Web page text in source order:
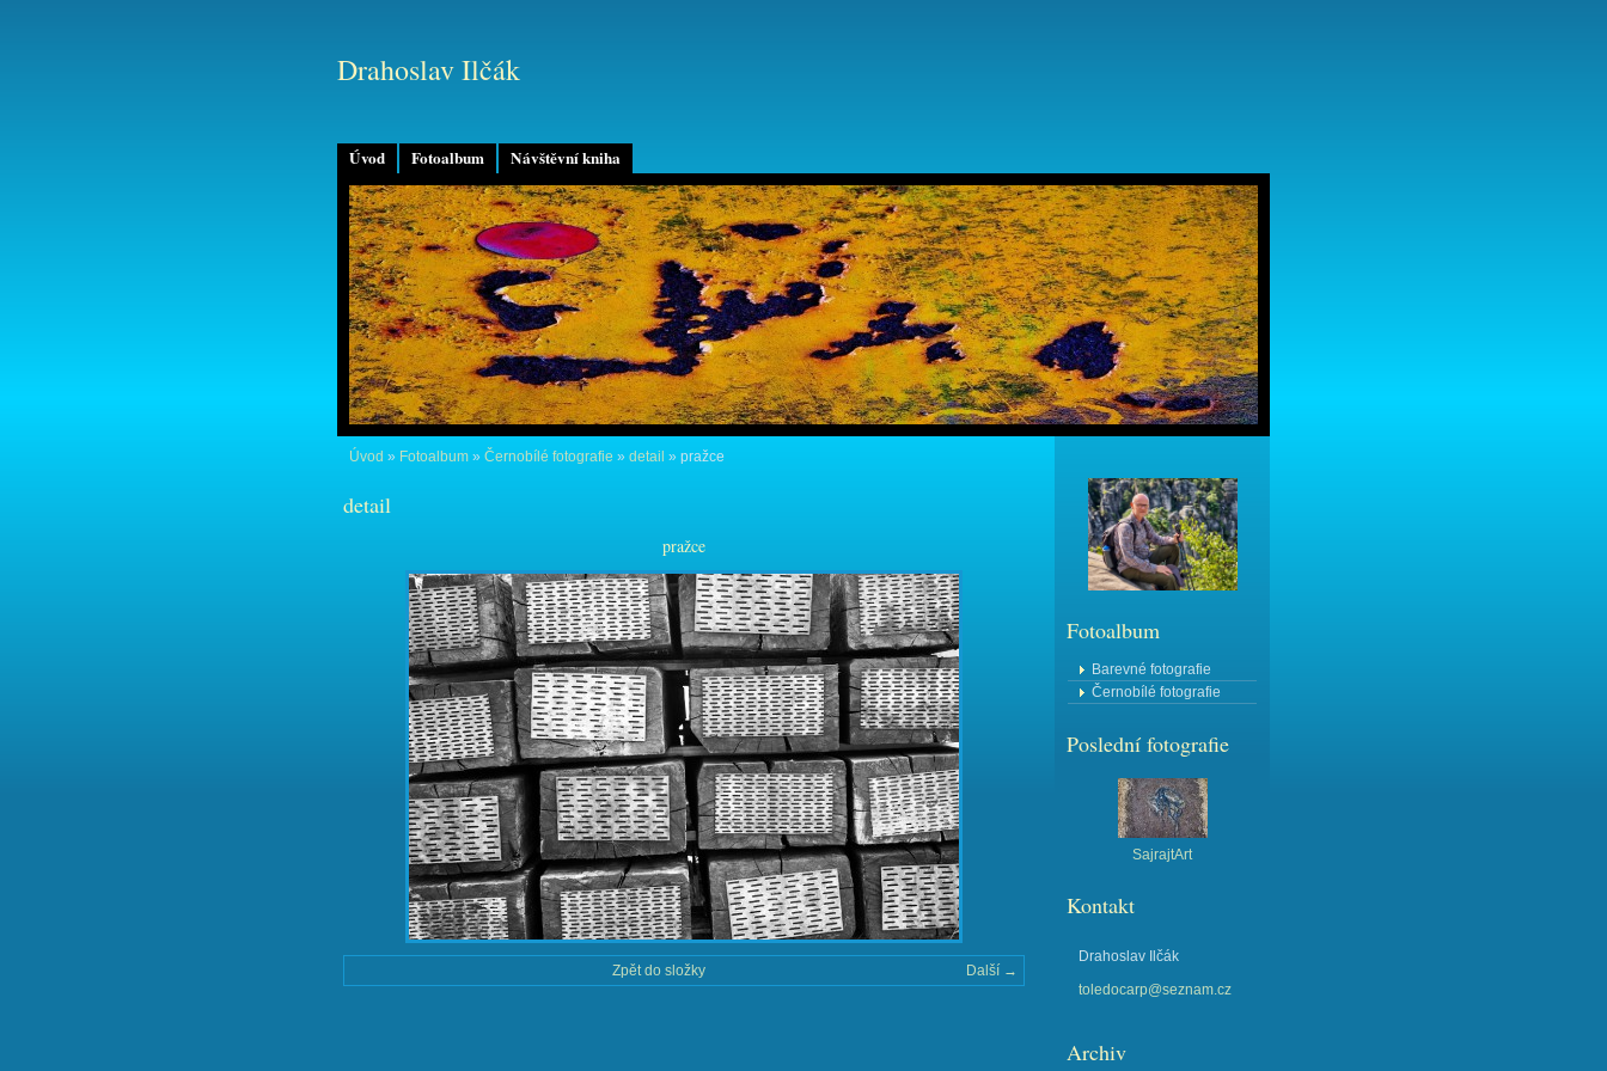
Úvod Fotoalbum Návštěvní kniha
Drahoslav Ilčák
Úvod » Fotoalbum » Černobílé fotografie » detail » pražce
detail
pražce
Další →
Zpět do složky
Fotoalbum
Barevné fotografie
Černobílé fotografie
Poslední fotografie
SajrajtArt
Kontakt
Drahoslav Ilčák
toledocarp@seznam.cz
Archiv